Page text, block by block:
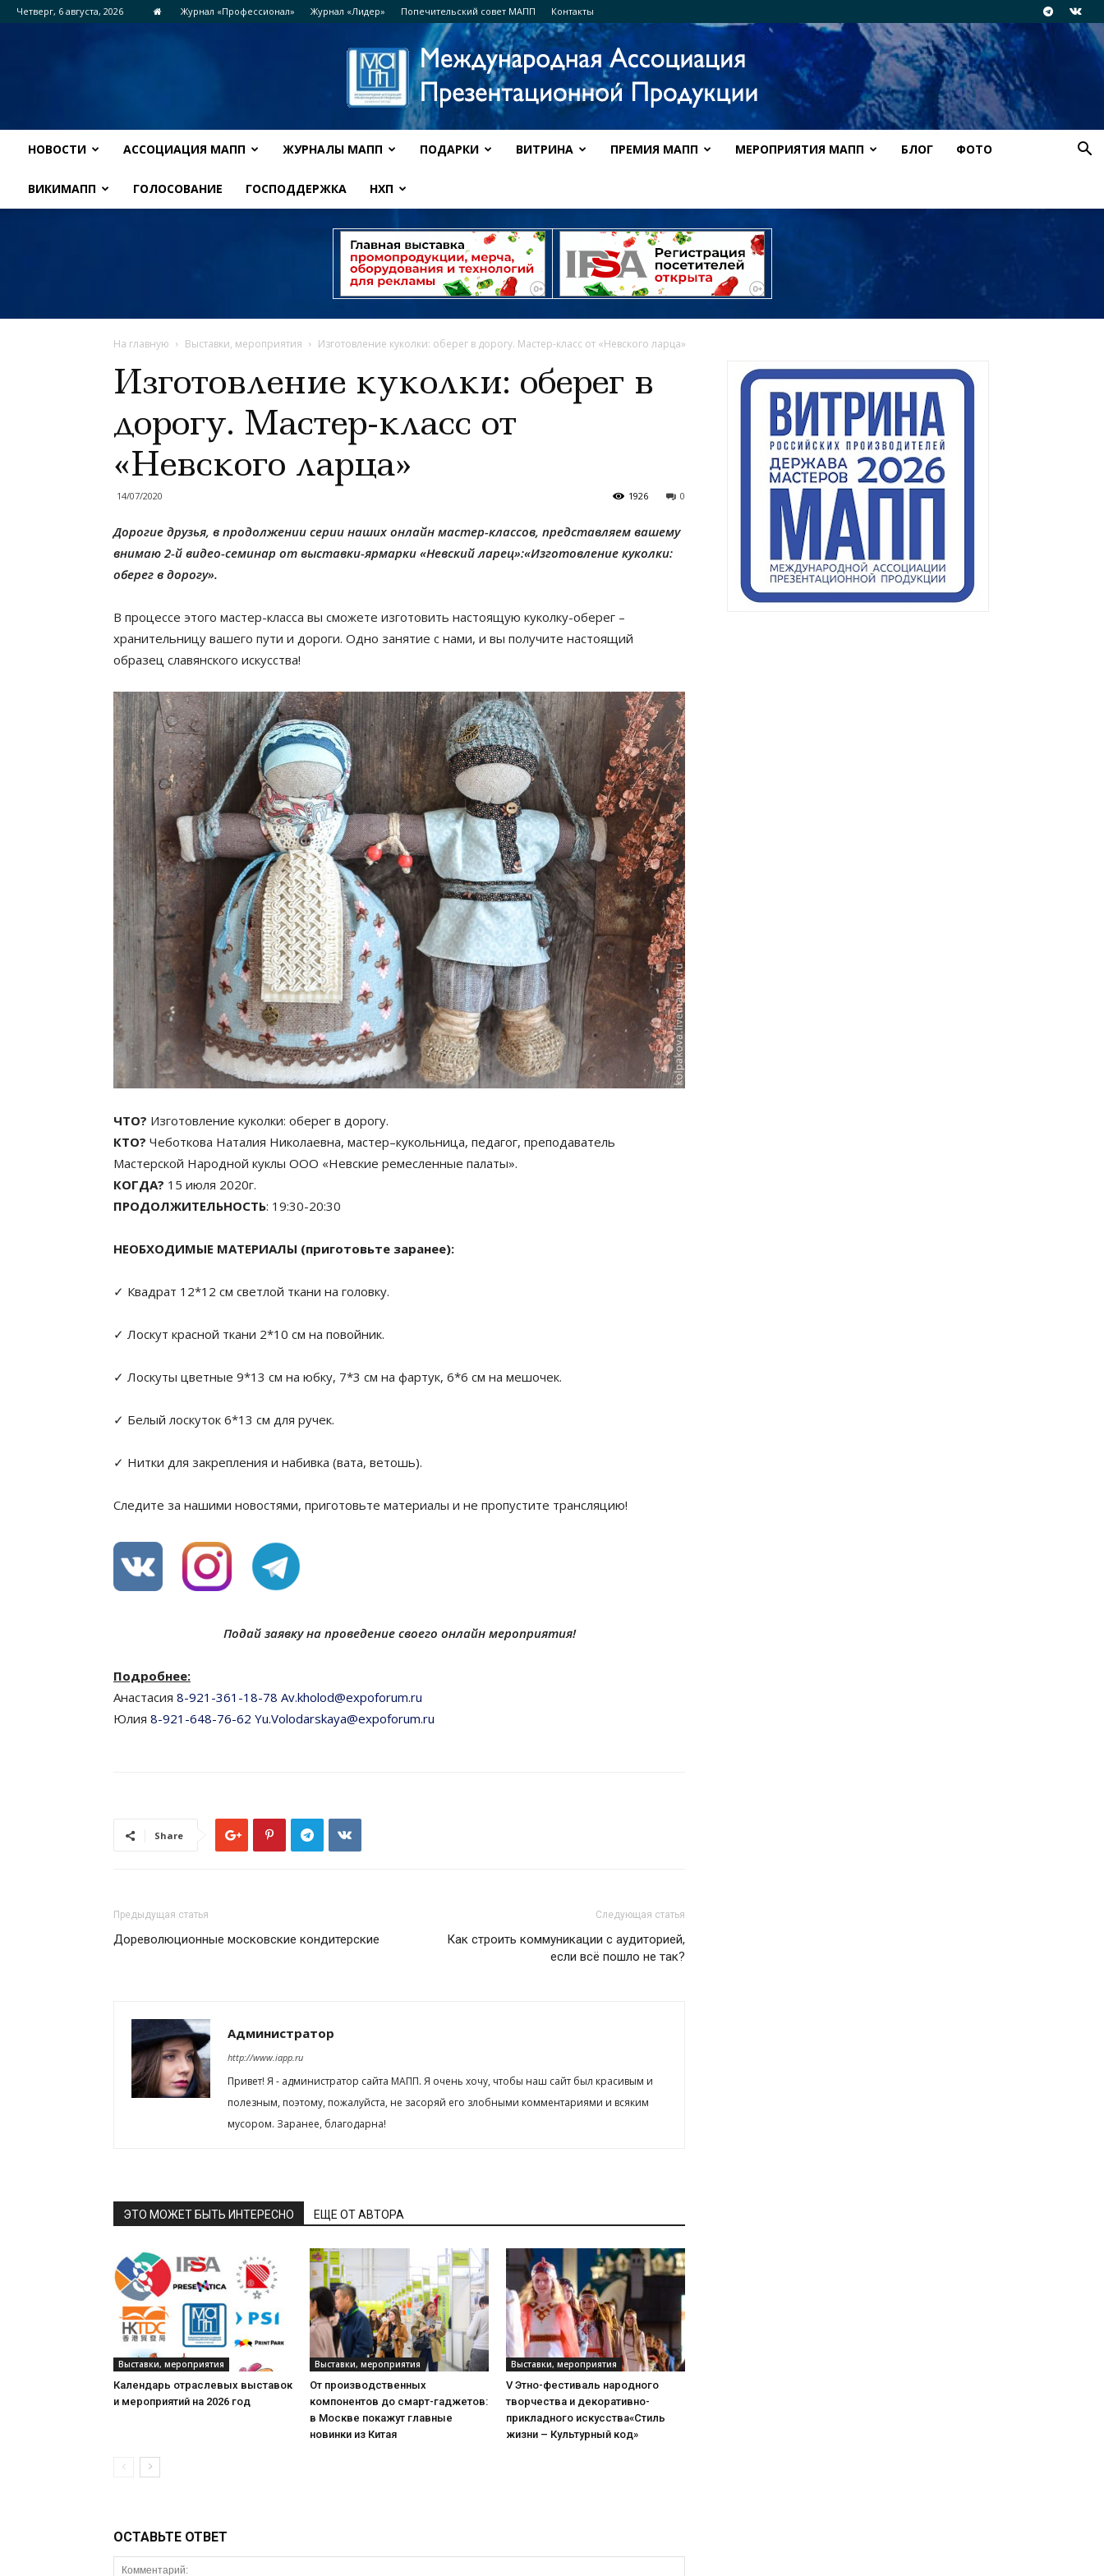
Четверг, 6 августа, 2026 Журнал «Профессионал» Журнал «Лидер» Попечительский совет МАПП Контакты
НОВОСТИ АССОЦИАЦИЯ МАПП ЖУРНАЛЫ МАПП ПОДАРКИ ВИТРИНА ПРЕМИЯ МАПП МЕРОПРИЯТИЯ МАПП БЛОГ ФОТО
ВИКИМАПП ГОЛОСОВАНИЕ ГОСПОДДЕРЖКА НХП
На главную Выставки, мероприятия Изготовление куколки: оберег в дорогу. Мастер-класс от «Невского ларца»
Изготовление куколки: оберег в
дорогу. Мастер-класс от
«Невского ларца»
14/07/2020 0
1926
Дорогие друзья, в продолжении серии наших онлайн мастер-классов, представляем вашему
внимаю 2-й видео-семинар от выставки-ярмарки «Невский ларец»:«Изготовление куколки:
оберег в дорогу».
В процессе этого мастер-класса вы сможете изготовить настоящую куколку-оберег –
хранительницу вашего пути и дороги. Одно занятие с нами, и вы получите настоящий
образец славянского искусства!
ЧТО? Изготовление куколки: оберег в дорогу.
КТО? Чеботкова Наталия Николаевна, мастер–кукольница, педагог, преподаватель
Мастерской Народной куклы ООО «Невские ремесленные палаты».
КОГДА? 15 июля 2020г.
ПРОДОЛЖИТЕЛЬНОСТЬ: 19:30-20:30
НЕОБХОДИМЫЕ МАТЕРИАЛЫ (приготовьте заранее):
✓ Квадрат 12*12 см светлой ткани на головку.
✓ Лоскут красной ткани 2*10 см на повойник.
✓ Лоскуты цветные 9*13 см на юбку, 7*3 см на фартук, 6*6 см на мешочек.
✓ Белый лоскуток 6*13 см для ручек.
✓ Нитки для закрепления и набивка (вата, ветошь).
Следите за нашими новостями, приготовьте материалы и не пропустите трансляцию!
Подай заявку на проведение своего онлайн мероприятия!
Подробнее:
Анастасия 8-921-361-18-78 Av.kholod@expoforum.ru
Юлия 8-921-648-76-62 Yu.Volodarskaya@expoforum.ru
Share
Предыдущая статья
Дореволюционные московские кондитерские
Следующая статья
Как строить коммуникации с аудиторией,
если всё пошло не так?
Администратор
http://www.iapp.ru
Привет! Я - администратор сайта МАПП. Я очень хочу, чтобы наш сайт был красивым и
полезным, поэтому, пожалуйста, не засоряй его злобными комментариями и всяким
мусором. Заранее, благодарна!
ЭТО МОЖЕТ БЫТЬ ИНТЕРЕСНО ЕЩЕ ОТ АВТОРА
Выставки, мероприятия
Календарь отраслевых выставок
и мероприятий на 2026 год
Выставки, мероприятия
От производственных
компонентов до смарт-гаджетов:
в Москве покажут главные
новинки из Китая
Выставки, мероприятия
V Этно-фестиваль народного
творчества и декоративно-
прикладного искусства«Стиль
жизни – Культурный код»
ОСТАВЬТЕ ОТВЕТ